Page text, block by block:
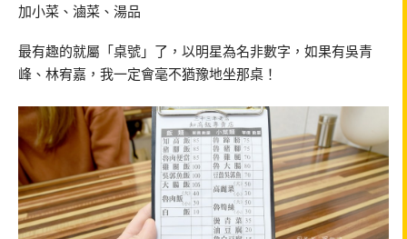
加小菜、滷菜、湯品
最有趣的就屬「桌號」了，以明星為名非數字，如果有吳青
峰、林宥嘉，我一定會毫不猶豫地坐那桌！